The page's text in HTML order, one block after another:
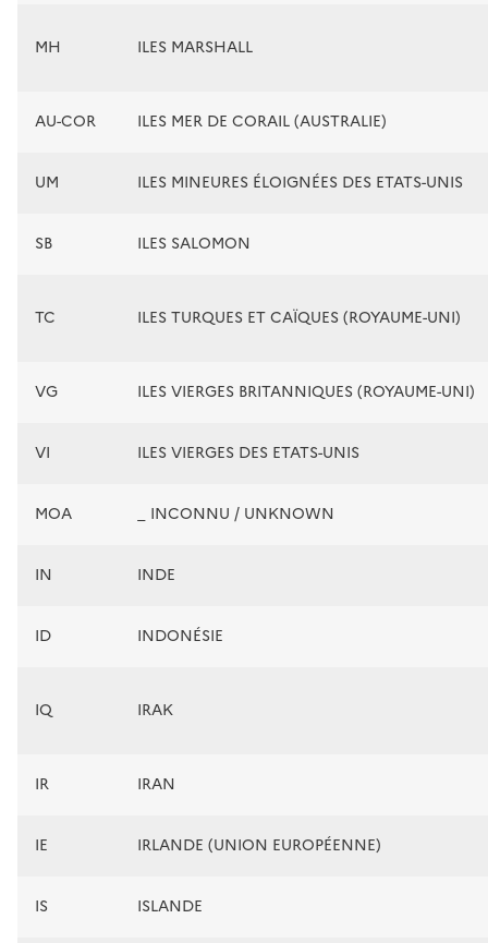
MH ILES MARSHALL
AU-COR ILES MER DE CORAIL (AUSTRALIE)
UM ILES MINEURES ÉLOIGNÉES DES ETATS-UNIS
SB ILES SALOMON
TC ILES TURQUES ET CAÏQUES (ROYAUME-UNI)
VG ILES VIERGES BRITANNIQUES (ROYAUME-UNI)
VI ILES VIERGES DES ETATS-UNIS
MOA _ INCONNU / UNKNOWN
IN INDE
ID INDONÉSIE
IQ IRAK
IR IRAN
IE IRLANDE (UNION EUROPÉENNE)
IS ISLANDE